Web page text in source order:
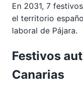
En 2031, 7
el territorio
laboral de Pájara.
Festivos
Canarias